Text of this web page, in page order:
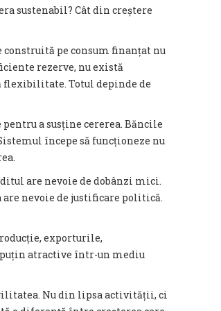
sustenabil? Cât din creștere
construită pe consum finanțat nu
rezerve, nu există
flexibilitate. Totul depinde de
a susține cererea. Băncile
începe să funcționeze nu
are nevoie de dobânzi mici.
nevoie de justificare politică.
exporturile,
atractive într-un mediu
Nu din lipsa activității, ci